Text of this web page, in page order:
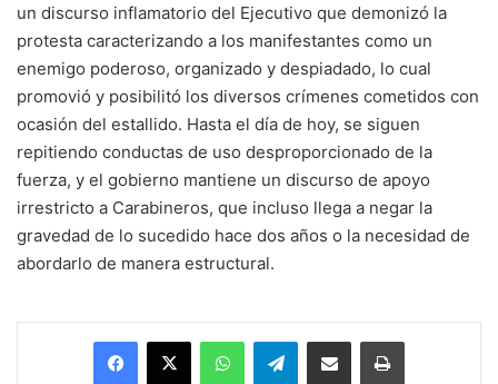
un discurso inflamatorio del Ejecutivo que demonizó la
protesta caracterizando a los manifestantes como un
enemigo poderoso, organizado y despiadado, lo cual
promovió y posibilitó los diversos crímenes cometidos con
ocasión del estallido. Hasta el día de hoy, se siguen
repitiendo conductas de uso desproporcionado de la
fuerza, y el gobierno mantiene un discurso de apoyo
irrestricto a Carabineros, que incluso llega a negar la
gravedad de lo sucedido hace dos años o la necesidad de
abordarlo de manera estructural.
Facebook
X WhatsAppTelegramEnviar vía email Imprimir